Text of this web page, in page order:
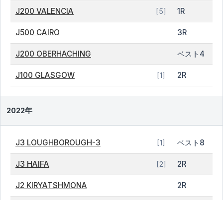
J200 VALENCIA [5] 1R
J500 CAIRO 3R
J200 OBERHACHING ベスト4
J100 GLASGOW [1] 2R
2022年
J3 LOUGHBOROUGH-3 [1] ベスト8
J3 HAIFA [2] 2R
J2 KIRYATSHMONA 2R